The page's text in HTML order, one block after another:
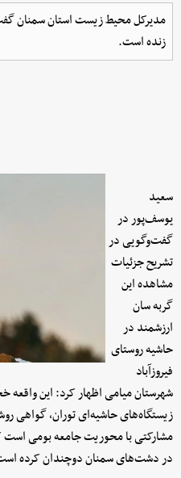
مدیرکل محیط زیست استان سمنان
زنده است.
سعید
یوسف‌پور در
گفت‌وگویی در
تشریح جزئیات
مشاهده این
گربه سان
ارزشمند در
حاشیه روستای
فیروزآباد
شهرستان میامی اظهار کرد: این واقعه
زیستگاه‌های حاشیه‌ای توران، گواهی
مشارکتی با محوریت جامعه بومی است
در دشت‌های سمنان دوچندان کرده